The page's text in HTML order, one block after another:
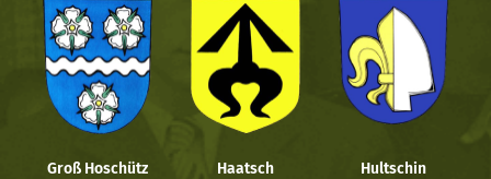
Groß Hoschütz Haatsch Hultschin